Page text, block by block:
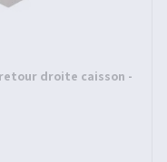
droite caisson -